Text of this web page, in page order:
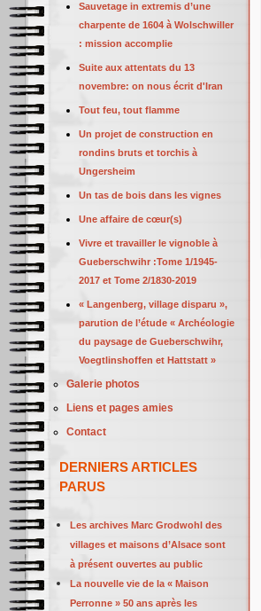
Sauvetage in extremis d’une
charpente de 1604 à Wolschwiller
: mission accomplie
Suite aux attentats du 13
novembre: on nous écrit d'Iran
Tout feu, tout flamme
Un projet de construction en
rondins bruts et torchis à
Ungersheim
Un tas de bois dans les vignes
Une affaire de cœur(s)
Vivre et travailler le vignoble à
Gueberschwihr :Tome 1/1945-
2017 et Tome 2/1830-2019
« Langenberg, village disparu »,
parution de l’étude « Archéologie
du paysage de Gueberschwihr,
Voegtlinshoffen et Hattstatt »
Galerie photos
Liens et pages amies
Contact
DERNIERS ARTICLES
PARUS
Les archives Marc Grodwohl des
villages et maisons d’Alsace sont
à présent ouvertes au public
La nouvelle vie de la « Maison
Perronne » 50 ans après les